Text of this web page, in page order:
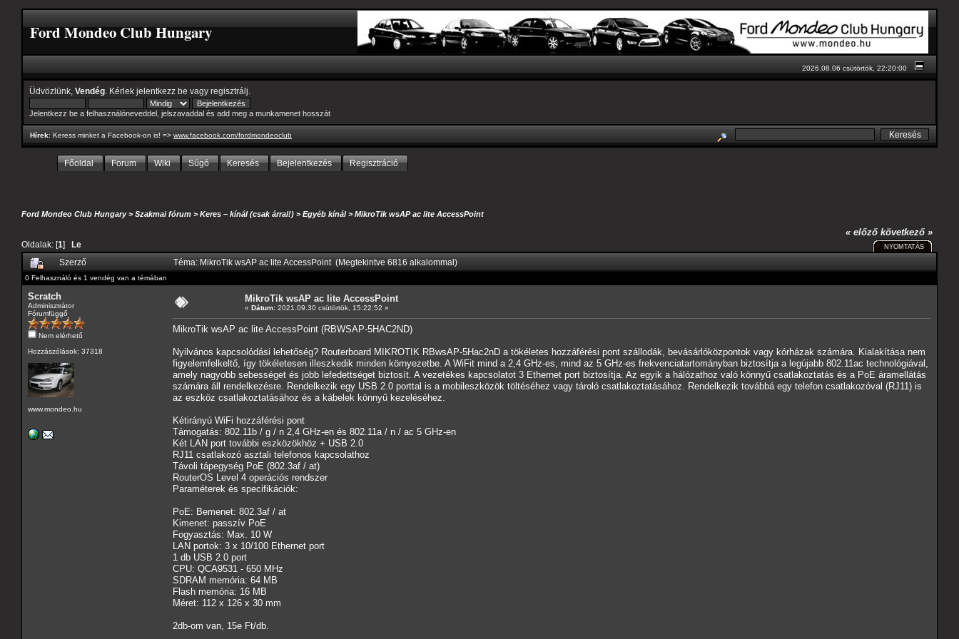
Ford Mondeo Club Hungary
2026.08.06 csütörtök, 22:20:00
Üdvözlünk, Vendég . Kérlek jelentkezz be vagy regisztrálj
Jelentkezz be a felhasználóneveddel, jelszavaddal és add meg a munkamenet hosszát
Hírek: Keress minket a Facebook-on is! => www.facebook.com/fordmondeoclub
Főoldal Forum Wiki Súgó Keresés Bejelentkezés Regisztráció
Ford Mondeo Club Hungary>Szakmai fórum >Keres – kínál (csak árral!) >Egyéb kínál>MikroTik wsAP ac lite AccessPoint
Oldalak: [1] Le
« előző következő »
NYOMTATÁS
Szerző Téma: MikroTik wsAP ac lite AccessPoint (Megtekintve 6816 alkalommal)
0 Felhasználó és 1 vendég van a témában
Scratch
Adminisztrátor
Fórumfüggő
Nem elérhető
Hozzászólások: 37318
www.mondeo.hu
MikroTik wsAP ac lite AccessPoint
« Dátum: 2021.09.30 csütörtök, 15:22:52 »
MikroTik wsAP ac lite AccessPoint (RBWSAP-5HAC2ND)
Nyilvános kapcsolódási lehetőség? Routerboard MIKROTIK RBwsAP-5Hac2nD a tökéletes hozzáférési pont szállodák, bevásárlóközpontok vagy kórházak számára. Kialakítása nem
figyelemfelkeltő, így tökéletesen illeszkedik minden környezetbe. A WiFit mind a 2,4 GHz-es, mind az 5 GHz-es frekvenciatartományban biztosítja a legújabb 802.11ac technológiával,
amely nagyobb sebességet és jobb lefedettséget biztosít. A vezetékes kapcsolatot 3 Ethernet port biztosítja. Az egyik a hálózathoz való könnyű csatlakoztatás és a PoE áramellátás
számára áll rendelkezésre. Rendelkezik egy USB 2.0 porttal is a mobileszközök töltéséhez vagy tároló csatlakoztatásához. Rendelkezik továbbá egy telefon csatlakozóval (RJ11) is
az eszköz csatlakoztatásához és a kábelek könnyű kezeléséhez.
Kétirányú WiFi hozzáférési pont
Támogatás: 802.11b / g / n 2,4 GHz-en és 802.11a / n / ac 5 GHz-en
Két LAN port további eszközökhöz + USB 2.0
RJ11 csatlakozó asztali telefonos kapcsolathoz
Távoli tápegység PoE (802.3af / at)
RouterOS Level 4 operációs rendszer
Paraméterek és specifikációk:
PoE: Bemenet: 802.3af / at
Kimenet: passzív PoE
Fogyasztás: Max. 10 W
LAN portok: 3 x 10/100 Ethernet port
1 db USB 2.0 port
CPU: QCA9531 - 650 MHz
SDRAM memória: 64 MB
Flash memória: 16 MB
Méret: 112 x 126 x 30 mm
2db-om van, 15e Ft/db.